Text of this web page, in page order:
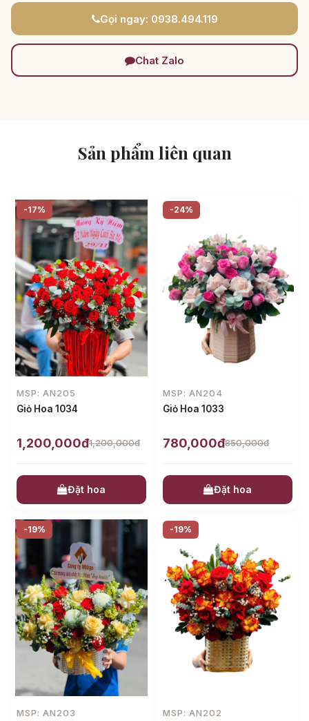
Gọi ngay: 0938.494.119
Chat Zalo
Sản phẩm liên quan
-17%
MSP: AN205
Giỏ Hoa 1034
1,200,000đ1,200,000đ
Đặt hoa
-24%
MSP: AN204
Giỏ Hoa 1033
780,000đ850,000đ
Đặt hoa
-19%
MSP: AN203
-19%
MSP: AN202